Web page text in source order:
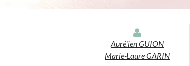
Aurélien GUION
Marie-Laure GARIN